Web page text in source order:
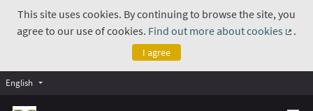
This site uses cookies. By continuing to browse the site, you
agree to our use of cookies. Find out more about cookies
.
I agree
English